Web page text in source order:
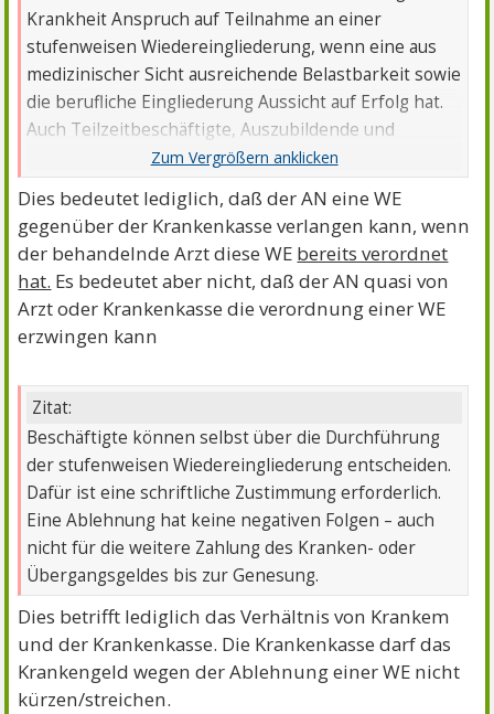
Krankheit Anspruch auf Teilnahme an einer
stufenweisen Wiedereingliederung, wenn eine aus
medizinischer Sicht ausreichende Belastbarkeit sowie
die berufliche Eingliederung Aussicht auf Erfolg hat.
Auch Teilzeitbeschäftigte, Auszubildende und
Selbstständige haben hierauf Anspruch.
Dies bedeutet lediglich, daß der AN eine WE
gegenüber der Krankenkasse verlangen kann, wenn
der behandelnde Arzt diese WE bereits verordnet
hat. Es bedeutet aber nicht, daß der AN quasi von
Arzt oder Krankenkasse die verordnung einer WE
erzwingen kann
Zitat:
Beschäftigte können selbst über die Durchführung
der stufenweisen Wiedereingliederung entscheiden.
Dafür ist eine schriftliche Zustimmung erforderlich.
Eine Ablehnung hat keine negativen Folgen – auch
nicht für die weitere Zahlung des Kranken- oder
Übergangsgeldes bis zur Genesung.
Dies betrifft lediglich das Verhältnis von Krankem
und der Krankenkasse. Die Krankenkasse darf das
Krankengeld wegen der Ablehnung einer WE nicht
kürzen/streichen.